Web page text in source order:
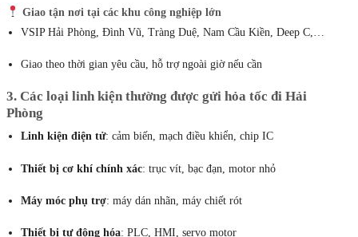
Đóng gói chống sốc, chống va đập
Có mã theo dõi vận chuyển từng chặng
Bảo hiểm hàng hóa và ký nhận đầy đủ
Giao tận nơi tại các khu công nghiệp lớn
VSIP Hải Phòng, Đình Vũ, Tràng Duệ, Nam Cầu Kiền, Deep C,…
Phòng
Linh kiện điện tử: cảm biến, mạch điều khiển, chip IC